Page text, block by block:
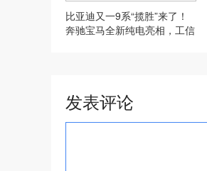
比亚迪又一9系“揽胜”来了！
奔驰宝马全新纯电亮相，工信
发表评论